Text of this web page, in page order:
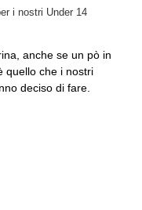
i nostri Under 14
anche se un pò in
quello che i nostri
deciso di fare.